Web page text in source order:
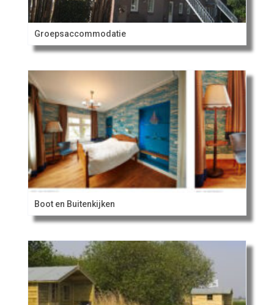
Groepsaccommodatie
Boot en Buitenkijken